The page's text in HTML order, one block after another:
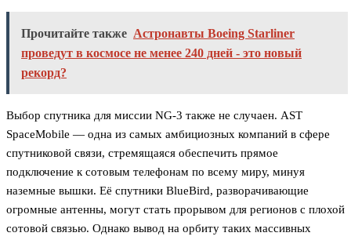
Прочитайте также Астронавты Boeing Starliner
проведут в космосе не менее 240 дней - это новый
рекорд?
Выбор спутника для миссии NG-3 также не случаен. AST
SpaceMobile — одна из самых амбициозных компаний в сфере
спутниковой связи, стремящаяся обеспечить прямое
подключение к сотовым телефонам по всему миру, минуя
наземные вышки. Её спутники BlueBird, разворачивающие
огромные антенны, могут стать прорывом для регионов с плохой
сотовой связью. Однако вывод на орбиту таких массивных